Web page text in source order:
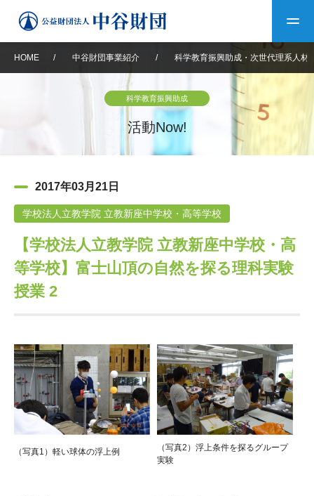
中谷財団について
設立趣意書 財団概要
沿革 40年史デジタルブック
中谷財団40年史
年報一覧 中谷財団レポート
中谷財団事業紹介 中谷賞
神戸賞 長期大型研究助成
研究助成
ム
科学教育振興助成・
次世代理系人材育成プ
ログラム助成
中谷財団動画紹介
その他情報
その他情報
アクセス よくあるご質問
サイトマップ 中谷財団アーカイブ
日本語 English マイページ
HOME / 中谷財団事業紹介 / 科学教育振興助成・次世代理系人材
科学教育振興助成
活動Now!
2017年03月21日
学校法人立教学院 立教新座中学校・高等学校
【学校法人立教学院 立教新座中学校・高
等学校】富士山頂の自然を探る理科実験
授業 2
（写真1）軽い球体の浮上例
（写真2）浮上条件を探るグループ
実験